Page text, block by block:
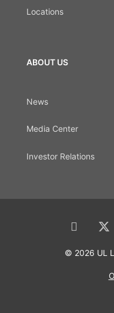
Locations
ABOUT US
News
Media Center
Investor Relations
© 2026 UL